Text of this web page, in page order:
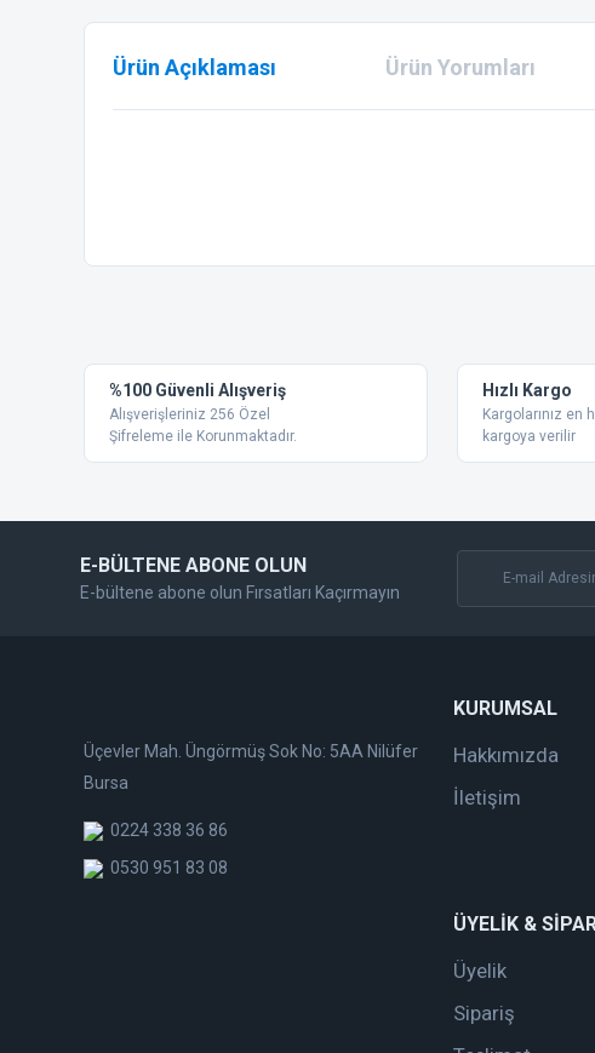
Ürün Açıklaması Ürün Yorumları
Ürün resmi kalitesiz, bozuk veya görüntülenemiyor.
Ürün açıklamasında eksik bilgiler bulunuyor.
Ürün bilgilerinde hatalar bulunuyor.
Ürün fiyatı diğer sitelerden daha pahalı.
%100 Güvenli Alışveriş
Alışverişleriniz 256 Özel
Şifreleme ile Korunmaktadır.
Hızlı Kargo
Kargolarınız en
kargoya verilir
E-BÜLTENE ABONE OLUN
E-bültene abone olun Fırsatları Kaçırmayın
Üçevler Mah. Üngörmüş Sok No: 5AA Nilüfer
Bursa
0224 338 36 86
0530 951 83 08
KURUMSAL
Hakkımızda
İletişim
ÜYELİK &
Üyelik
Sipariş